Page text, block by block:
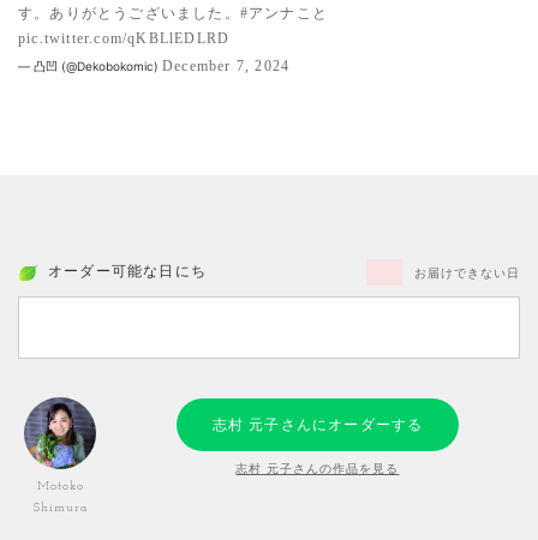
す。ありがとうございました。 #アンナこと
pic.twitter.com/qKBLlEDLRD
— 凸凹 (@Dekobokomic) December 7, 2024
オーダー可能な日にち お届けできない日
Motoko
Shimura
志村 元子さんにオーダーする
志村 元子さんの作品を見る